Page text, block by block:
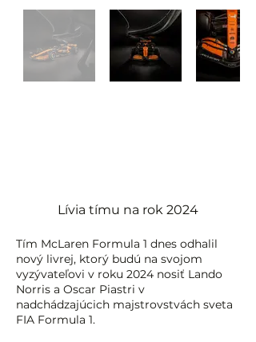
Lívia tímu na rok 2024
Tím McLaren Formula 1 dnes odhalil
nový livrej, ktorý budú na svojom
vyzývateľovi v roku 2024 nosiť Lando
Norris a Oscar Piastri v
nadchádzajúcich majstrovstvách sveta
FIA Formula 1.